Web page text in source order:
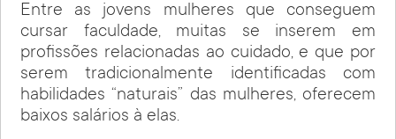
Entre as jovens mulheres que conseguem
cursar faculdade, muitas se inserem em
profissões relacionadas ao cuidado, e que por
serem tradicionalmente identificadas com
habilidades “naturais” das mulheres, oferecem
baixos salários à elas.